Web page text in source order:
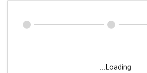
Loading...